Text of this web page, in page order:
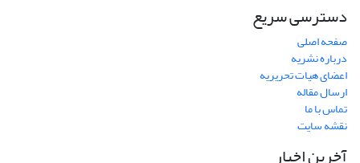
دسترسی سریع
صفحه اصلی
درباره نشریه
اعضای هیات تحریریه
ارسال مقاله
تماس با ما
نقشه سایت
آخرین اخبار